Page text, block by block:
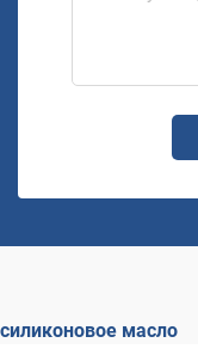
силиконовое масло